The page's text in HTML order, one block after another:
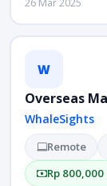
26 Mar 2025
W
Overseas
WhaleSights
Remote
Rp